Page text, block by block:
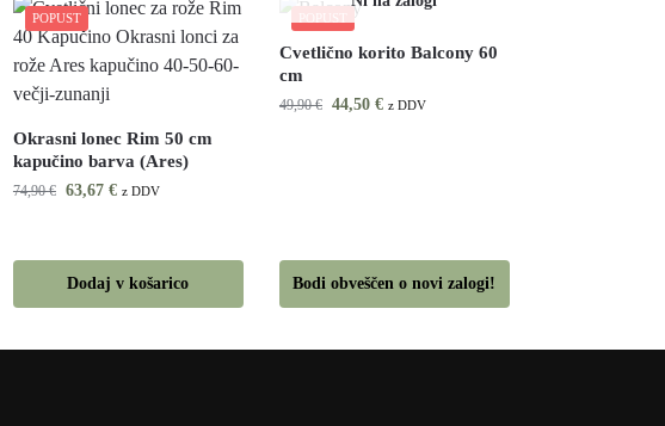
POPUST
Okrasni lonec Rim 50 cm
kapučino barva (Ares)
74,90€ 63,67 € z DDV
Dodaj v košarico
POPUST
Cvetlično korito Balcony 60
cm
49,90€ 44,50 € z DDV
Bodi obveščen o novi zalogi!